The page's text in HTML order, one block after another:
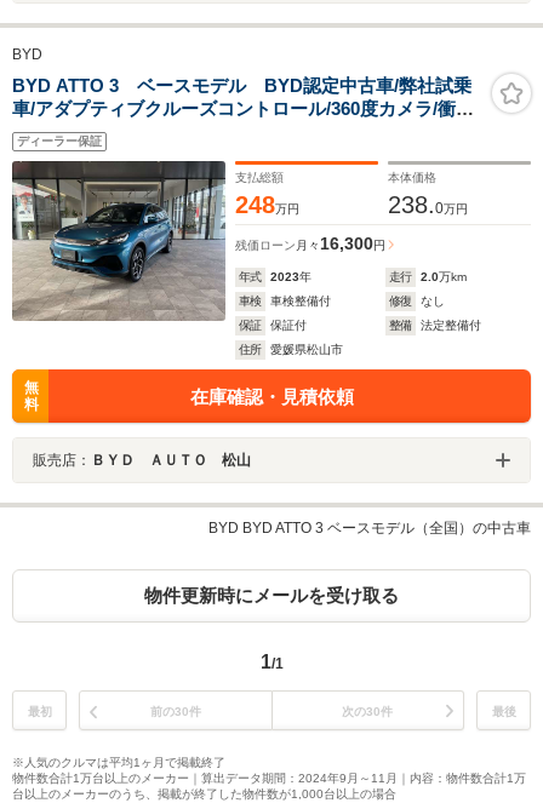
BYD
BYD ATTO 3 ベースモデル BYD認定中古車/弊社試乗
車/アダプティブクルーズコントロール/360度カメラ/衝突
軽減ブレーキ/AppleCarPlay/AndroidAuto/ETC/ガラスル
ーフ
ディーラー保証
支払総額
248万円
本体価格
238.0万円
残価ローン 月々 16,300円
年式 2023年 走行 2.0万km
車検
車検整備付 修復
なし
保証
保証付 整備
法定整備付
住所
愛媛県松山市
無
料
在庫確認・見積依頼
販売店： ＢＹＤ ＡＵＴＯ 松山
BYD BYD ATTO 3 ベースモデル（全国）の中古車
物件更新時にメールを受け取る
1/1
最初 前の30件 次の30件 最後
※人気のクルマは平均1ヶ月で掲載終了
物件数合計1万台以上のメーカー｜算出データ期間：2024年9月～11月｜内容：物件数合計1万
台以上のメーカーのうち、掲載が終了した物件数が1,000台以上の場合